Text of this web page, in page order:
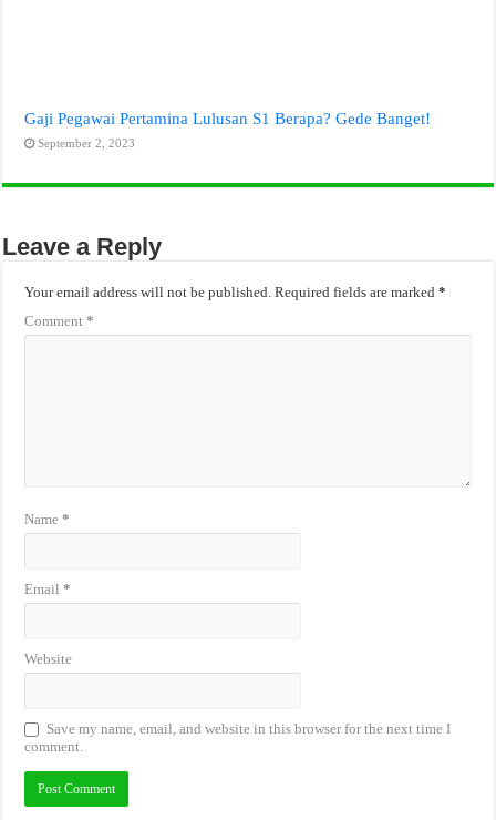
Gaji Pegawai Pertamina Lulusan S1 Berapa? Gede Banget!
September 2, 2023
Leave a Reply
Your email address will not be published. Required fields are marked*
Comment*
Name*
Email*
Website
Save my name, email, and website in this browser for the next time I
comment.